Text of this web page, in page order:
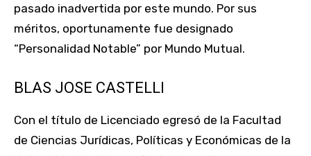
pasado inadvertida por este mundo. Por sus
méritos, oportunamente fue designado
“Personalidad Notable” por Mundo Mutual.
BLAS JOSE CASTELLI
Con el título de Licenciado egresó de la Facultad
de Ciencias Jurídicas, Políticas y Económicas de la